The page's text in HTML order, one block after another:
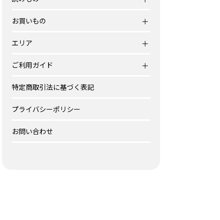
お買いもの
エリア
ご利用ガイド
特定商取引法に基づく表記
プライバシーポリシー
お問い合わせ